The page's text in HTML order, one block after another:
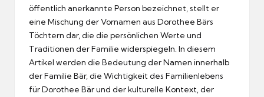
öffentlich anerkannte Person bezeichnet, stellt er
eine Mischung der Vornamen aus Dorothee Bärs
Töchtern dar, die die persönlichen Werte und
Traditionen der Familie widerspiegeln. In diesem
Artikel werden die Bedeutung der Namen innerhalb
der Familie Bär, die Wichtigkeit des Familienlebens
für Dorothee Bär und der kulturelle Kontext, der